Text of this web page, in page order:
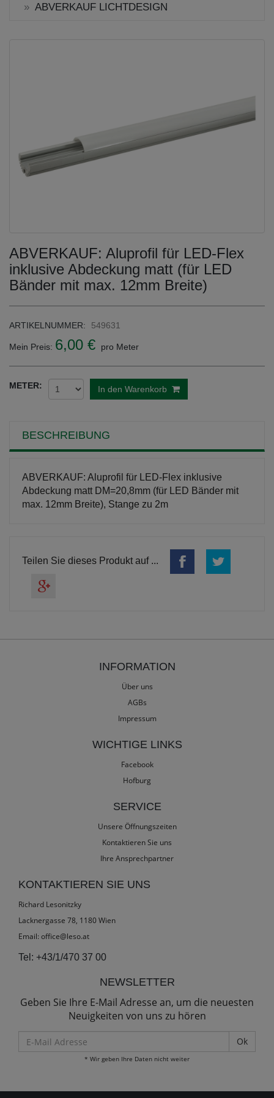
ABVERKAUF LICHTDESIGN
ABVERKAUF: Aluprofil für LED-Flex
inklusive Abdeckung matt (für LED
Bänder mit max. 12mm Breite)
ARTIKELNUMMER: 549631
Mein Preis: 6,00 € pro Meter
METER: In den Warenkorb
BESCHREIBUNG
ABVERKAUF: Aluprofil für LED-Flex inklusive
Abdeckung matt DM=20,8mm (für LED Bänder mit
max. 12mm Breite), Stange zu 2m
Teilen Sie dieses Produkt auf ...
INFORMATION
Über uns
AGBs
Impressum
WICHTIGE LINKS
Facebook
Hofburg
SERVICE
Unsere Öffnungszeiten
Kontaktieren Sie uns
Ihre Ansprechpartner
KONTAKTIEREN SIE UNS
Richard Lesonitzky
Lacknergasse 78, 1180 Wien
Email: office@leso.at
Tel: +43/1/470 37 00
NEWSLETTER
Geben Sie Ihre E-Mail Adresse an, um die neuesten
Neuigkeiten von uns zu hören
Mail
Adresse
* Wir geben Ihre Daten nicht weiter